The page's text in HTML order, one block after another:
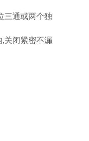
三通或两个独
关闭紧密不漏